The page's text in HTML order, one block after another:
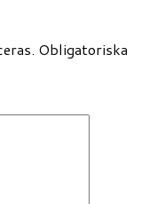
Obligatoriska